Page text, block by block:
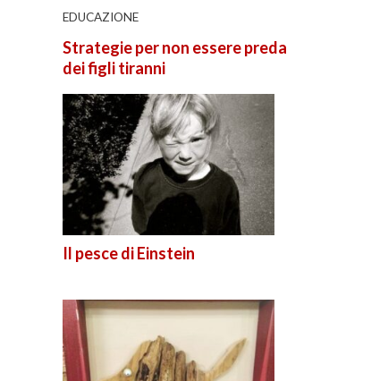
EDUCAZIONE
Strategie per non essere preda
dei figli tiranni
Il pesce di Einstein